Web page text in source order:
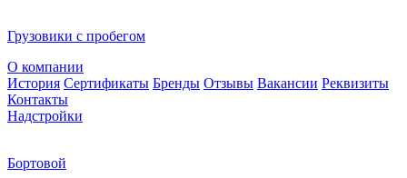
Грузовики с пробегом
О компании
История Сертификаты Бренды Отзывы Вакансии Реквизиты
Контакты
Надстройки
Бортовой